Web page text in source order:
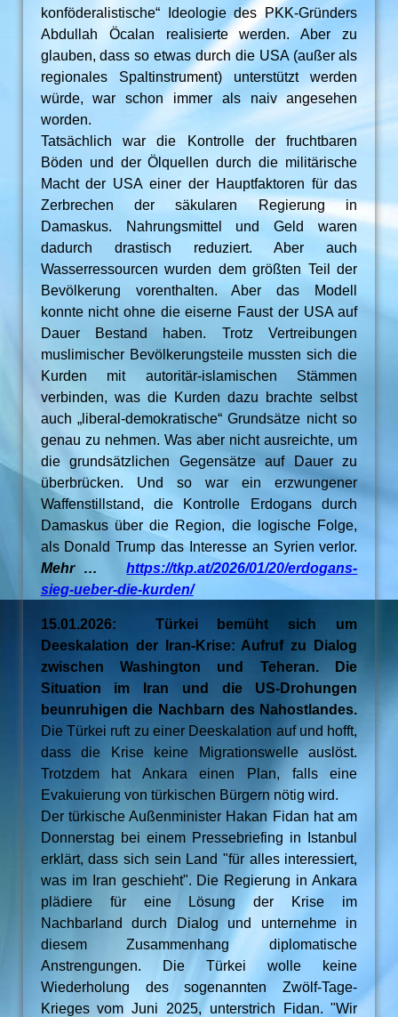
konföderalistische“ Ideologie des PKK-Gründers
Abdullah Öcalan realisierte werden. Aber zu
glauben, dass so etwas durch die USA (außer als
regionales Spaltinstrument) unterstützt werden
würde, war schon immer als naiv angesehen
worden.
Tatsächlich war die Kontrolle der fruchtbaren
Böden und der Ölquellen durch die militärische
Macht der USA einer der Hauptfaktoren für das
Zerbrechen der säkularen Regierung in
Damaskus. Nahrungsmittel und Geld waren
dadurch drastisch reduziert. Aber auch
Wasserressourcen wurden dem größten Teil der
Bevölkerung vorenthalten. Aber das Modell
konnte nicht ohne die eiserne Faust der USA auf
Dauer Bestand haben. Trotz Vertreibungen
muslimischer Bevölkerungsteile mussten sich die
Kurden mit autoritär-islamischen Stämmen
verbinden, was die Kurden dazu brachte selbst
auch „liberal-demokratische“ Grundsätze nicht so
genau zu nehmen. Was aber nicht ausreichte, um
die grundsätzlichen Gegensätze auf Dauer zu
überbrücken. Und so war ein erzwungener
Waffenstillstand, die Kontrolle Erdogans durch
Damaskus über die Region, die logische Folge,
als Donald Trump das Interesse an Syrien verlor.
Mehr …https://tkp.at/2026/01/20/erdogans-
sieg-ueber-die-kurden/
15.01.2026: Türkei bemüht sich um
Deeskalation der Iran-Krise: Aufruf zu Dialog
zwischen Washington und Teheran. Die
Situation im Iran und die US-Drohungen
beunruhigen die Nachbarn des Nahostlandes.
Die Türkei ruft zu einer Deeskalation auf und hofft,
dass die Krise keine Migrationswelle auslöst.
Trotzdem hat Ankara einen Plan, falls eine
Evakuierung von türkischen Bürgern nötig wird.
Der türkische Außenminister Hakan Fidan hat am
Donnerstag bei einem Pressebriefing in Istanbul
erklärt, dass sich sein Land "für alles interessiert,
was im Iran geschieht". Die Regierung in Ankara
plädiere für eine Lösung der Krise im
Nachbarland durch Dialog und unternehme in
diesem Zusammenhang diplomatische
Anstrengungen. Die Türkei wolle keine
Wiederholung des sogenannten Zwölf-Tage-
Krieges vom Juni 2025, unterstrich Fidan. "Wir